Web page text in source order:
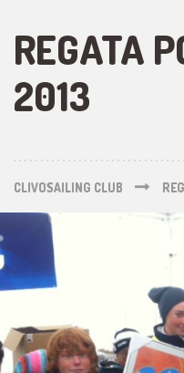
REGATA
2013
CLIVOSAILING CLUB